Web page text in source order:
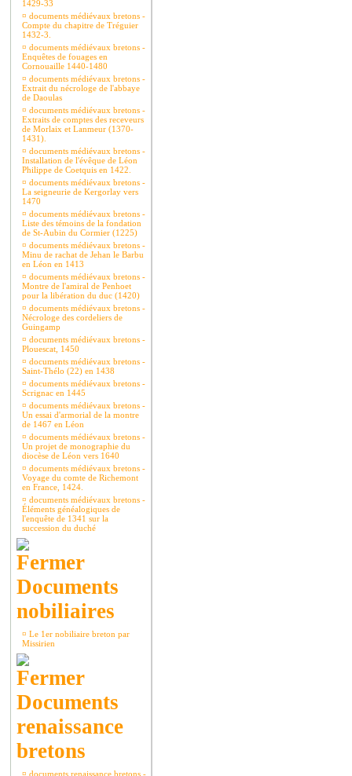
1429-33
¤ documents médiévaux bretons -
Compte du chapitre de Tréguier
1432-3.
¤ documents médiévaux bretons -
Enquêtes de fouages en
Cornouaille 1440-1480
¤ documents médiévaux bretons -
Extrait du nécrologe de l'abbaye
de Daoulas
¤ documents médiévaux bretons -
Extraits de comptes des receveurs
de Morlaix et Lanmeur (1370-
1431).
¤ documents médiévaux bretons -
Installation de l'évêque de Léon
Philippe de Coetquis en 1422.
¤ documents médiévaux bretons -
La seigneurie de Kergorlay vers
1470
¤ documents médiévaux bretons -
Liste des témoins de la fondation
de St-Aubin du Cormier (1225)
¤ documents médiévaux bretons -
Minu de rachat de Jehan le Barbu
en Léon en 1413
¤ documents médiévaux bretons -
Montre de l'amiral de Penhoet
pour la libération du duc (1420)
¤ documents médiévaux bretons -
Nécrologe des cordeliers de
Guingamp
¤ documents médiévaux bretons -
Plouescat, 1450
¤ documents médiévaux bretons -
Saint-Thélo (22) en 1438
¤ documents médiévaux bretons -
Scrignac en 1445
¤ documents médiévaux bretons -
Un essai d'armorial de la montre
de 1467 en Léon
¤ documents médiévaux bretons -
Un projet de monographie du
diocèse de Léon vers 1640
¤ documents médiévaux bretons -
Voyage du comte de Richemont
en France, 1424.
¤ documents médiévaux bretons -
Éléments généalogiques de
l'enquête de 1341 sur la
succession du duché
Documents
nobiliaires
¤ Le 1er nobiliaire breton par
Missirien
Documents
renaissance
bretons
¤ documents renaissance bretons -